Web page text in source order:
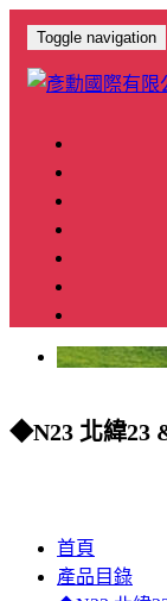
Toggle navigation
◆N23 北緯23
首頁
產品目錄